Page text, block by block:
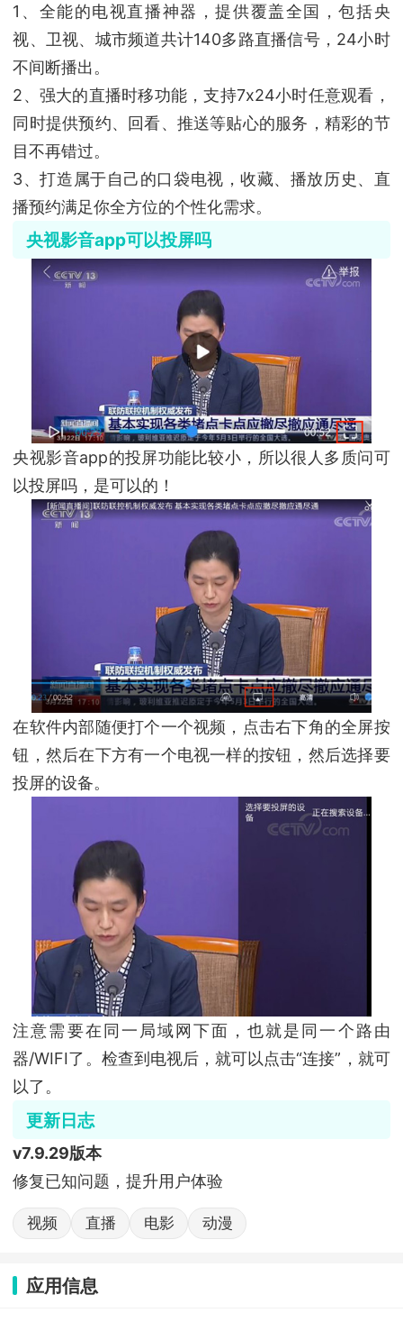
1、全能的电视直播神器，提供覆盖全国，包括央
视、卫视、城市频道共计140多路直播信号，24小时
不间断播出。
2、强大的直播时移功能，支持7x24小时任意观看，
同时提供预约、回看、推送等贴心的服务，精彩的节
目不再错过。
3、打造属于自己的口袋电视，收藏、播放历史、直
播预约满足你全方位的个性化需求。
央视影音app可以投屏吗
央视影音app的投屏功能比较小，所以很人多质问可
以投屏吗，是可以的！
在软件内部随便打个一个视频，点击右下角的全屏按
钮，然后在下方有一个电视一样的按钮，然后选择要
投屏的设备。
注意需要在同一局域网下面，也就是同一个路由
器/WIFI了。检查到电视后，就可以点击“连接”，就可
以了。
更新日志
v7.9.29版本
修复已知问题，提升用户体验
视频 直播 电影 动漫
应用信息